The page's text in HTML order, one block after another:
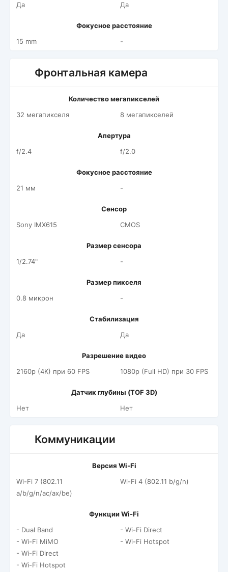
Да
Да
Фокусное расстояние
15 mm
-
Фронтальная камера
Количество мегапикселей
32 мегапикселя
8 мегапикселей
Апертура
f/2.4
f/2.0
Фокусное расстояние
21 мм
-
Сенсор
Sony IMX615
CMOS
Размер сенсора
1/2.74"
-
Размер пикселя
0.8 микрон
-
Стабилизация
Да
Да
Разрешение видео
2160p (4K) при 60 FPS
1080p (Full HD) при 30 FPS
Датчик глубины (TOF 3D)
Нет
Нет
Коммуникации
Версия Wi-Fi
Wi-Fi 7 (802.11
a/b/g/n/ac/ax/be)
Wi-Fi 4 (802.11 b/g/n)
Функции Wi-Fi
- Dual Band
- Wi-Fi MiMO
- Wi-Fi Direct
- Wi-Fi Hotspot
- Wi-Fi Direct
- Wi-Fi Hotspot